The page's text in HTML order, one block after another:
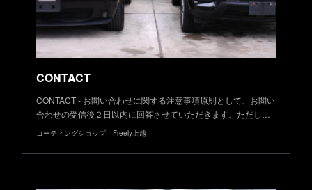
CONTACT
CONTACT - お問い合わせに関する注意事項原則として、お問い
合わせの受信後２日以内に回答させていただきます。ただし…
コーティングショップ Freely上越